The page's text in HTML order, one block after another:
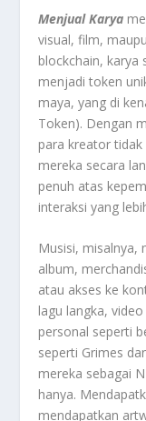
Menjual Karya
visual, film,
blockchain, karya
menjadi token
maya, yang di
Token). Dengan
para kreator
mereka secara
penuh atas
interaksi yang
Musisi, misalnya,
album,
atau akses ke
lagu langka,
personal seperti
seperti Grimes
mereka sebagai
hanya.
mendapatkan